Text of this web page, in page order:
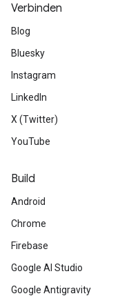
Verbinden
Blog
Bluesky
Instagram
LinkedIn
X (Twitter)
YouTube
Build
Android
Chrome
Firebase
Google AI Studio
Google Antigravity